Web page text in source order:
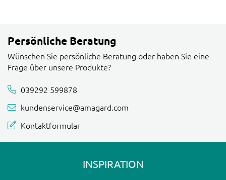
Persönliche Beratung
Wünschen Sie persönliche Beratung oder haben Sie eine
Frage über unsere Produkte?
039292 599878
kundenservice@amagard.com
Kontaktformular
INSPIRATION